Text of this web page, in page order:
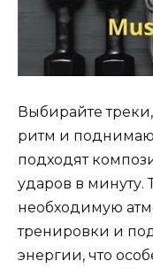
Выбирайте
ритм и
подходят
ударов в минуту.
необходимую
тренировки и
энергии, что